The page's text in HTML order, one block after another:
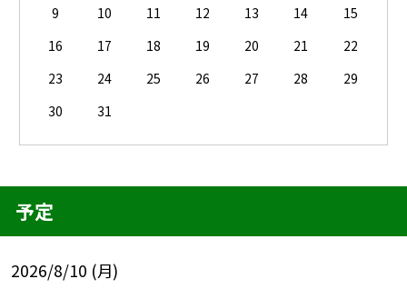
9
10 11 12 13 14
15
16
17 18 19 20 21
22
23
24 25 26 27 28
29
30
31
予定
2026/8/10 (月)